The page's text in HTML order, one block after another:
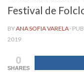
Festival de
BYANA SOFIA VARELA ·
2019
0
SHARES